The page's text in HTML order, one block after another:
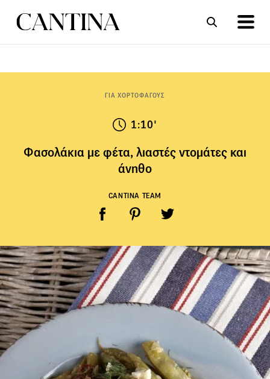
ΓΙΑ ΧΟΡΤΟΦΑΓΟΥΣ
1:10'
Φασολάκια με φέτα, λιαστές ντομάτες και
άνηθο
CANTINA TEAM